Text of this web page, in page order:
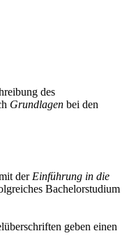
des
Grundlagen bei den
der Einführung in die
Bachelorstudium
geben einen